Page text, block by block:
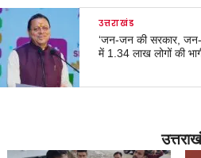
उत्तराखंड
‘जन-जन की सरकार,
में 1.34 लाख लोगों की